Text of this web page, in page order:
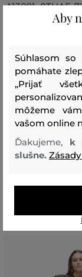
A13091_0THAF-
vrchný materiál
100 %
Vnútorná časť
BAVLNA
96 % 4 %
Aby
Súhlasom so
pomáhate
„Prijať
môžeme
vašom online
Ďakujeme, k
slušne.